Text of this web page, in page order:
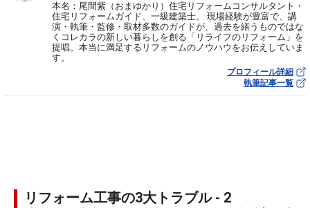
本名：尾間紫（おまゆかり）住宅リフォームコンサルタント・
住宅リフォームガイド、一級建築士。 現場経験が豊富で、講
演・執筆・監修・取材多数のガイドが、過去を繕うものではな
くコレカラの新しい暮らしを創る「リライフのリフォーム」を
提唱。本当に満足するリフォームのノウハウをお伝えしていま
す。
プロフィール詳細
執筆記事一覧
リフォーム工事の3大トラブル - 2